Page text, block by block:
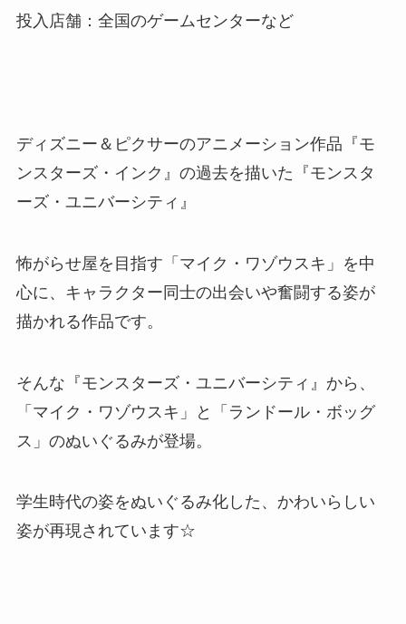
投入店舗：全国のゲームセンターなど
ディズニー＆ピクサーのアニメーション作品『モ
ンスターズ・インク』の過去を描いた『モンスタ
ーズ・ユニバーシティ』
怖がらせ屋を目指す「マイク・ワゾウスキ」を中
心に、キャラクター同士の出会いや奮闘する姿が
描かれる作品です。
そんな『モンスターズ・ユニバーシティ』から、
「マイク・ワゾウスキ」と「ランドール・ボッグ
ス」のぬいぐるみが登場。
学生時代の姿をぬいぐるみ化した、かわいらしい
姿が再現されています☆